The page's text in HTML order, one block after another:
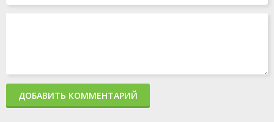
ДОБАВИТЬ КОММЕНТАРИЙ